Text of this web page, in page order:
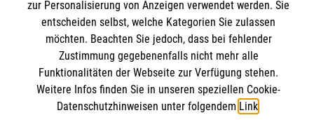
Kursangebote
Mitarbeiten & Aktiv werden
Presse und Medien
Impressum
Datenschutz
Malteser online
Malteserorden
zur Personalisierung von Anzeigen verwendet werden. Sie
entscheiden selbst, welche Kategorien Sie zulassen
möchten. Beachten Sie jedoch, dass bei fehlender
Zustimmung gegebenenfalls nicht mehr alle
Funktionalitäten der Webseite zur Verfügung stehen.
Weitere Infos finden Sie in unseren speziellen Cookie-
Datenschutzhinweisen unter folgendem Link.